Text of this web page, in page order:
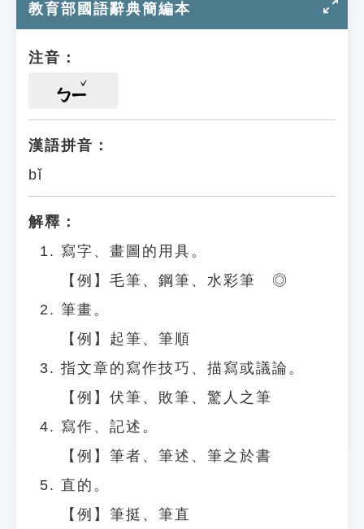
教育部國語辭典簡編本
注音：
ㄅㄧ
漢語拼音：
bǐ
解釋：
寫字、畫圖的用具。
【例】毛筆、鋼筆、水彩筆 ◎
筆畫。
【例】起筆、筆順
指文章的寫作技巧、描寫或議論。
【例】伏筆、敗筆、驚人之筆
寫作、記述。
【例】筆者、筆述、筆之於書
直的。
【例】筆挺、筆直